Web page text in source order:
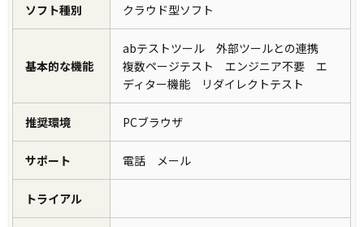
ソフト種別 クラウド型ソフト
基本的な機能
abテストツール 外部ツールとの連携
複数ページテスト エンジニア不要 エ
ディター機能 リダイレクトテスト
推奨環境 PCブラウザ
サポート 電話 メール
トライアル